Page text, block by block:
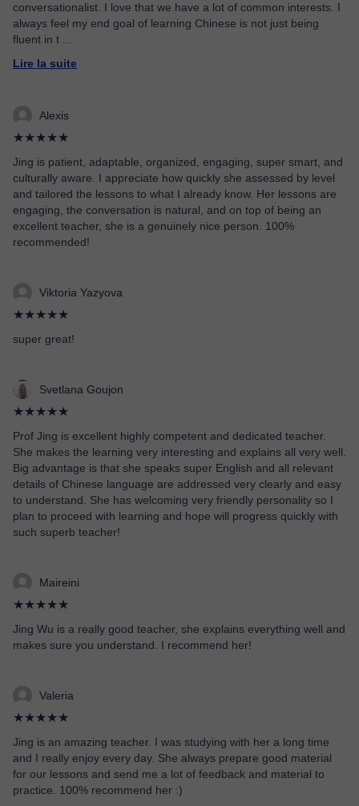
conversationalist. I love that we have a lot of common interests. I
always feel my end goal of learning Chinese is not just being
fluent in t
Lire la suite
Alexis
★★★★★
Jing is patient, adaptable, organized, engaging, super smart, and
culturally aware. I appreciate how quickly she assessed by level
and tailored the lessons to what I already know. Her lessons are
engaging, the conversation is natural, and on top of being an
excellent teacher, she is a genuinely nice person. 100%
recommended!
Viktoria Yazyova
★★★★★
super great!
Svetlana Goujon
★★★★★
Prof Jing is excellent highly competent and dedicated teacher.
She makes the learning very interesting and explains all very well.
Big advantage is that she speaks super English and all relevant
details of Chinese language are addressed very clearly and easy
to understand. She has welcoming very friendly personality so I
plan to proceed with learning and hope will progress quickly with
such superb teacher!
Maireini
★★★★★
Jing Wu is a really good teacher, she explains everything well and
makes sure you understand. I recommend her!
Valeria
★★★★★
Jing is an amazing teacher. I was studying with her a long time
and I really enjoy every day. She always prepare good material
for our lessons and send me a lot of feedback and material to
practice. 100% recommend her :)